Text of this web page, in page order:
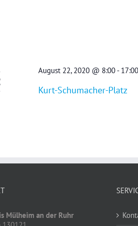
August 22, 2020 @ 8:00- 17:00
Kurt-Schumacher-Platz
Mülheim an der Ruhr